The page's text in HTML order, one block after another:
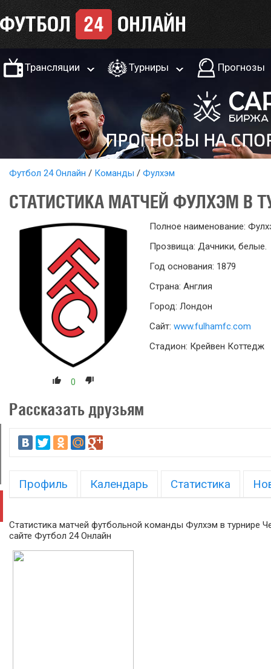
Трансляции Турниры Прогнозы
Футбол 24 Онлайн Команды Фулхэм
СТАТИСТИКА МАТЧЕЙ ФУЛХЭМ В
0
Полное наименование:
Прозвища: Дачники, белые.
Год основания: 1879
Страна: Англия
Город: Лондон
Сайт: www.fulhamfc.com
Стадион: Крейвен Коттедж
Рассказать друзьям
Профиль Календарь Статистика
Статистика матчей футбольной команды Фулхэм в турнире
сайте Футбол 24 Онлайн